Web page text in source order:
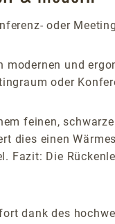
oder
modernen und
oder
feinen,
dies einen
Fazit: Die
dank des